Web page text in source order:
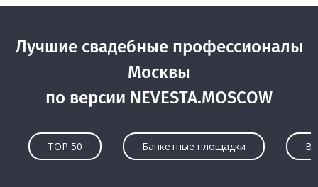
Лучшие свадебные профессионалы
Москвы
по версии NEVESTA.MOSCOW
TOP 50 Банкетные площадки